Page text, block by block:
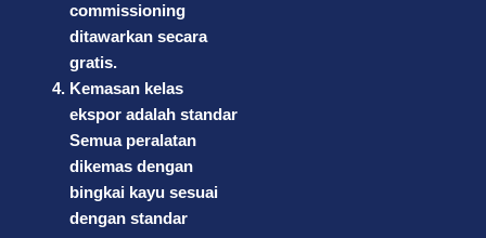
commissioning
ditawarkan secara
gratis.
Kemasan kelas
ekspor adalah standar
Semua peralatan
dikemas dengan
bingkai kayu sesuai
dengan standar